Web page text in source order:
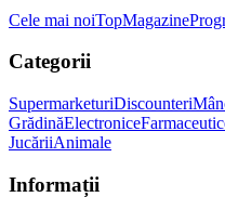
Cele mai noiTopMagazine
Categorii
SupermarketuriDiscounteri
GrădinăElectronice
JucăriiAnimale
Informații